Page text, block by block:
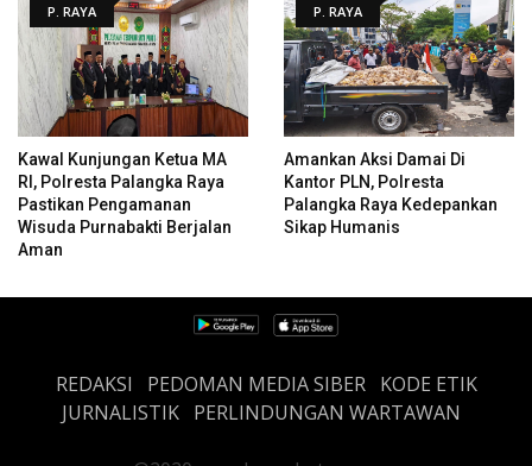
P. RAYA
Kawal Kunjungan Ketua MA
RI, Polresta Palangka Raya
Pastikan Pengamanan
Wisuda Purnabakti Berjalan
Aman
P. RAYA
Amankan Aksi Damai Di
Kantor PLN, Polresta
Palangka Raya Kedepankan
Sikap Humanis
REDAKSI PEDOMAN MEDIA SIBER
KODE ETIK
JURNALISTIK PERLINDUNGAN WARTAWAN